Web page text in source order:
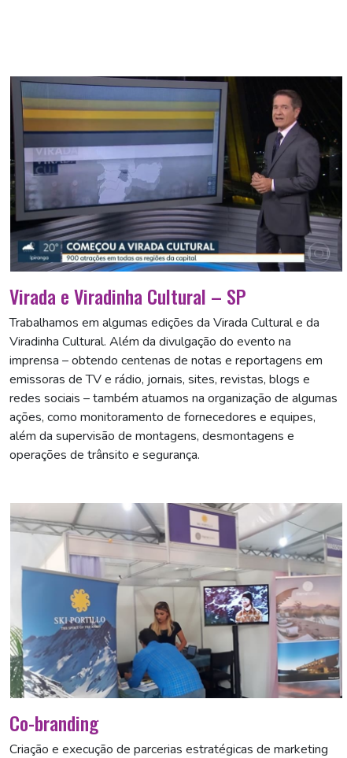
Virada e Viradinha Cultural – SP
Trabalhamos em algumas edições da Virada Cultural e da
Viradinha Cultural. Além da divulgação do evento na
imprensa – obtendo centenas de notas e reportagens em
emissoras de TV e rádio, jornais, sites, revistas, blogs e
redes sociais – também atuamos na organização de algumas
ações, como monitoramento de fornecedores e equipes,
além da supervisão de montagens, desmontagens e
operações de trânsito e segurança.
Co-branding
Criação e execução de parcerias estratégicas de marketing